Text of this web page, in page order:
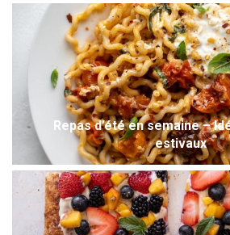
Repas d’été en semaine –
estivaux